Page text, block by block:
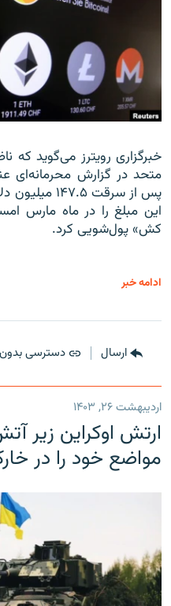
خبرگزاری رویترز می‌گوید که
متحد در گزارش محرمانه‌ای
پس از سرقت
این مبلغ را در ماه مارس
کش» پول‌شویی کرد.
ادامه خبر
ارسال دسترسی
اردیبهشت ۲۶, ۱۴۰۳
ارتش اوکراین زیر
مواضع خود را در